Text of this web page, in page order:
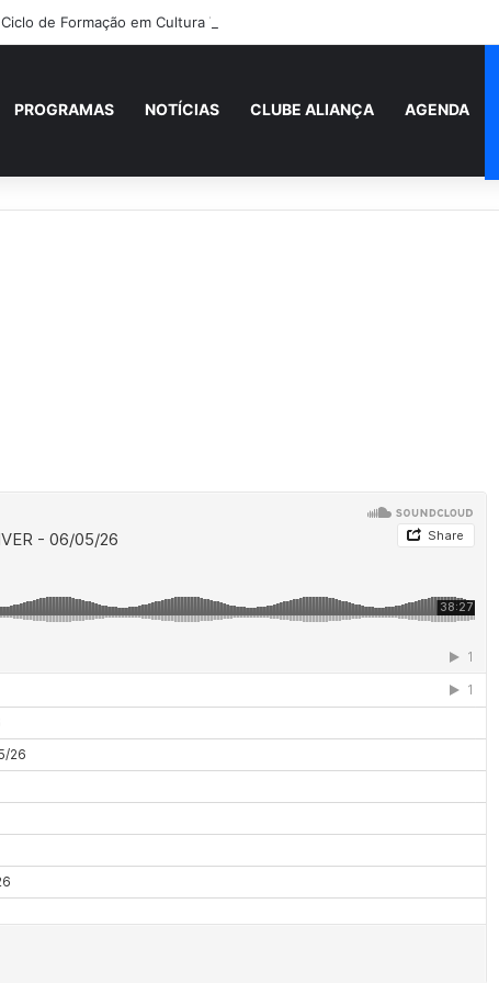
Ciclo de Formação em Cultura Vocacional e Acompanhamento Juvenil
PROGRAMAS NOTÍCIAS CLUBE ALIANÇA AGENDA